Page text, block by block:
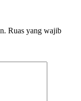
Ruas yang wajib